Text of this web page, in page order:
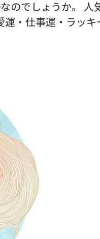
のでしょうか。 人
・仕事運・ラッキ